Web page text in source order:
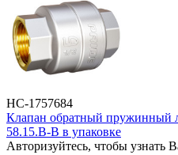
НС-1757684
Клапан обратный пружинный
58.15.В-В в упаковке
Авторизуйтесь, чтобы узнать